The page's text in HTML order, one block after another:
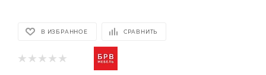
В ИЗБРАННОЕ СРАВНИТЬ